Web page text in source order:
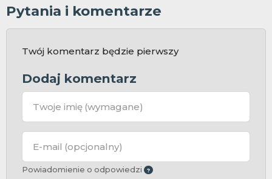
Pytania i komentarze
Twój komentarz będzie pierwszy
Dodaj komentarz
Twoje imię (wymagane)
E-mail (opcjonalny)
Powiadomienie o odpowiedzi